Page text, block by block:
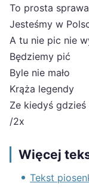
To prosta sprawa
Jesteśmy w
A tu nie pic nie
Będziemy pić
Byle nie mało
Krąża legendy
Ze kiedyś gdzieś
/2x
Więcej
Tekst